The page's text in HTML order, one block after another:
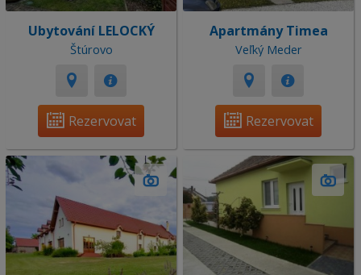
Ubytování LELOCKÝ
Štúrovo
Rezervovat
Apartmány Timea
Veľký Meder
Rezervovat